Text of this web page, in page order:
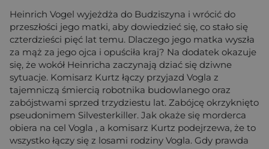
Heinrich Vogel wyjeżdża do Budziszyna i wrócić do
przeszłości jego matki, aby dowiedzieć się, co stało się
czterdzieści pięć lat temu. Dlaczego jego matka wyszła
za mąż za jego ojca i opuściła kraj? Na dodatek okazuje
się, że wokół Heinricha zaczynają dziać się dziwne
sytuacje. Komisarz Kurtz łączy przyjazd Vogla z
tajemniczą śmiercią robotnika budowlanego oraz
zabójstwami sprzed trzydziestu lat. Zabójcę okrzyknięto
pseudonimem Silvesterkiller. Jak okaże się morderca
obiera na cel Vogla , a komisarz Kurtz podejrzewa, że to
wszystko łączy się z losami rodziny Vogla. Gdy prawda